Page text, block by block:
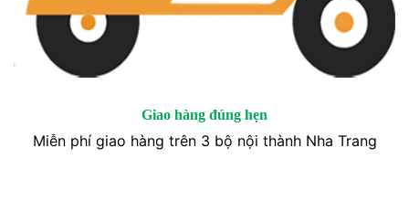
Giao hàng đúng hẹn
Miễn phí giao hàng trên 3 bộ nội thành Nha Trang